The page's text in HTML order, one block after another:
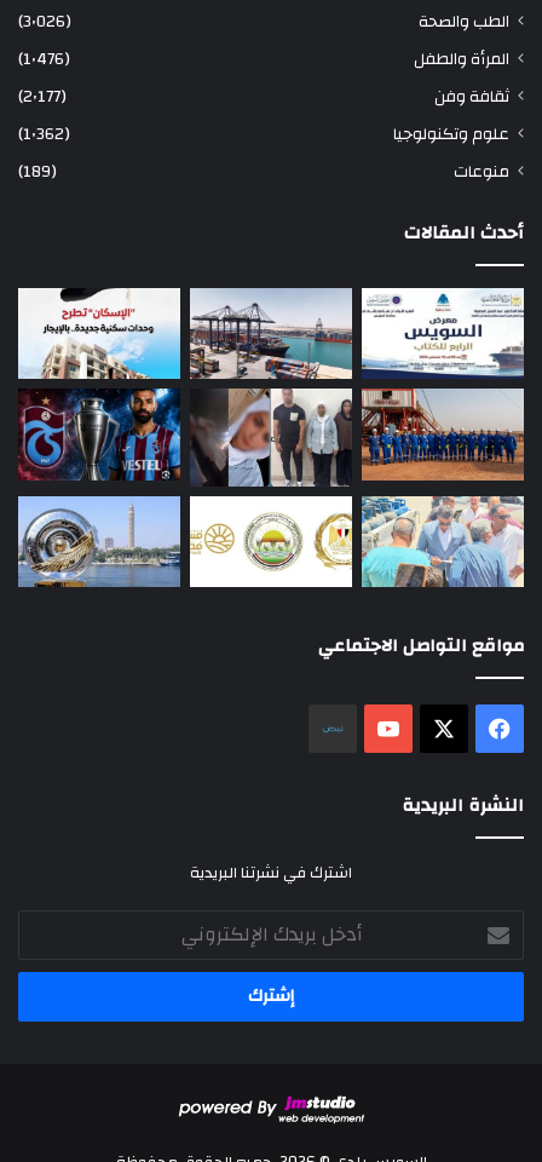
الطب والصحة
(3٬026)
المرأة والطفل
(1٬476)
ثقافة وفن
(2٬177)
علوم وتكنولوجيا
(1٬362)
منوعات
(189)
أحدث المقالات
مواقع التواصل الاجتماعي
فيسبوك ‫YouTube
النشرة البريدية
اشترك في نشرتنا البريدية
أدخل
بريدك
الإلكتروني